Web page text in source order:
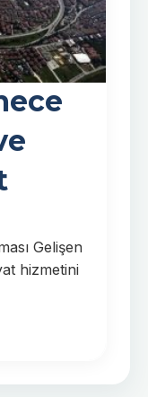
Gelişen
hizmetini